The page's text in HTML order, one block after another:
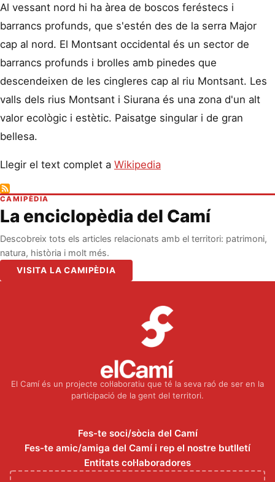
Al vessant nord hi ha àrea de boscos feréstecs i
barrancs profunds, que s'estén des de la serra Major
cap al nord. El Montsant occidental és un sector de
barrancs profunds i brolles amb pinedes que
descendeixen de les cingleres cap al riu Montsant. Les
valls dels rius Montsant i Siurana és una zona d'un alt
valor ecològic i estètic. Paisatge singular i de gran
bellesa.
Llegir el text complet a Wikipedia
CAMIPÈDIA
La enciclopèdia del Camí
Descobreix tots els articles relacionats amb el territori: patrimoni,
natura, història i molt més.
VISITA LA CAMIPÈDIA
El Camí és un projecte col·laboratiu que té la seva raó de ser en la
participació de la gent del territori.
Fes-te soci/sòcia del Camí
Fes-te amic/amiga del Camí i rep el nostre butlletí
Entitats col·laboradores